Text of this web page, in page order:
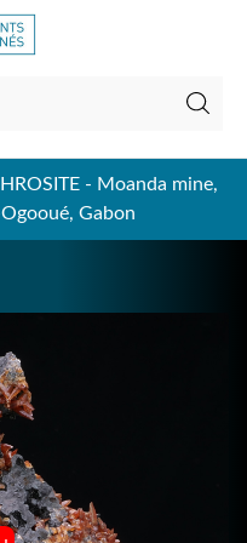
- Moanda mine,
Gabon